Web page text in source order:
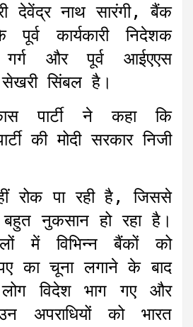
देवेंद्र नाथ सारंगी, बैंक
कार्यकारी निदेशक
और पूर्व आईएएस
सेखरी सिंबल है।
पार्टी ने कहा कि
की मोदी सरकार निजी
रोक पा रही है, जिससे
नुकसान हो रहा है।
में विभिन्न बैंकों को
का चूना लगाने के बाद
लोग विदेश भाग गए और
अपराधियों को भारत